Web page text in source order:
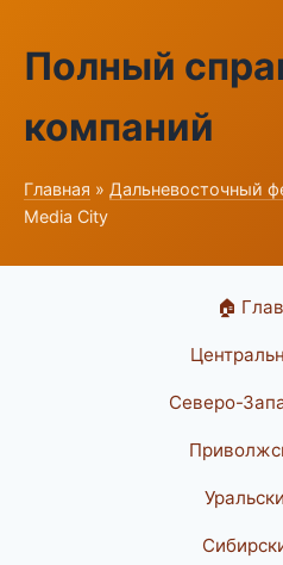
Полный
компаний
Главная » Дальневосточный
Media City
🏠
Северо-